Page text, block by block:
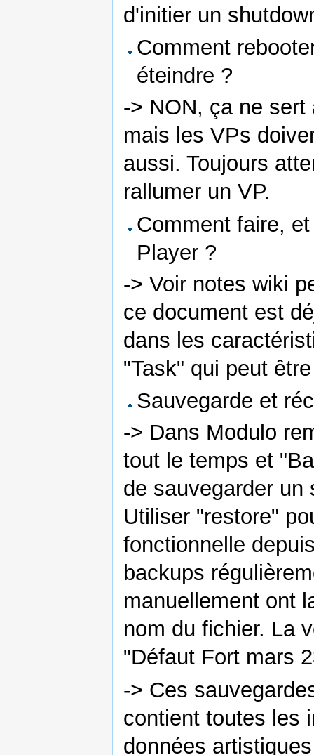
d'initier un
Comment
éteindre ?
-> NON, ça ne
mais les VPs
aussi. Toujours
rallumer un VP.
Comment faire,
Player ?
-> Voir notes wiki
ce document est
dans les
"Task" qui peut
Sauvegarde et
-> Dans Modulo
tout le temps et
de sauvegarder un
Utiliser "restore"
fonctionnelle
backups
manuellement ont
nom du fichier. La
"Défaut Fort mars
-> Ces
contient toutes les
données